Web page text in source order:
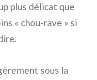
plus délicat que
« chou-rave » si
sous la